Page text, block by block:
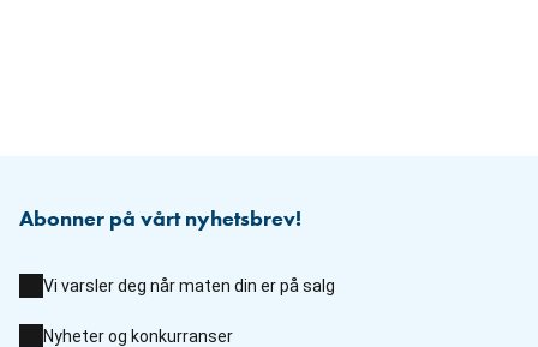
Abonner på vårt nyhetsbrev!
Vi varsler deg når maten din er på salg
Nyheter og konkurranser